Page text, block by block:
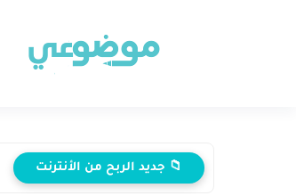
📁 جديد الربح من الأنترنت